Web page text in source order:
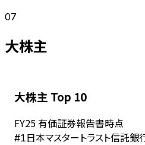
07
大株主
大株主 Top 10
FY25 有価証券報告書時点
#1日本マスタートラスト信託